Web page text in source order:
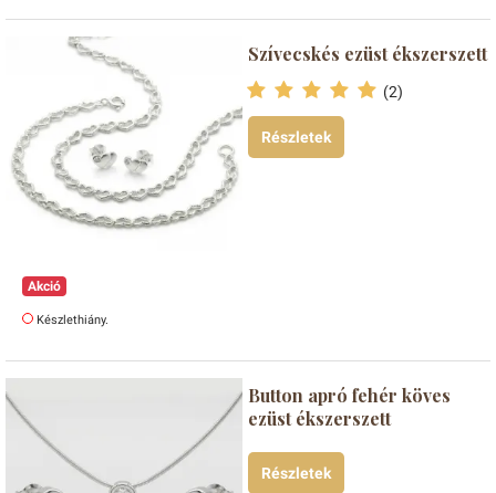
Szívecskés ezüst ékszerszett
(2)
Részletek
Akció
Készlethiány.
Button apró fehér köves
ezüst ékszerszett
Részletek